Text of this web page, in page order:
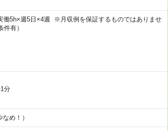
5h×週5日×4週 ※月収例を保証するものではありませ
有）
分
め！）